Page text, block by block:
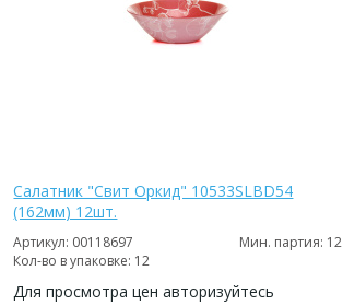
Салатник "Свит Оркид" 10533SLBD54
(162мм) 12шт.
Артикул: 00118697
Мин. партия: 12
Кол-во в упаковке: 12
Для просмотра цен авторизуйтесь